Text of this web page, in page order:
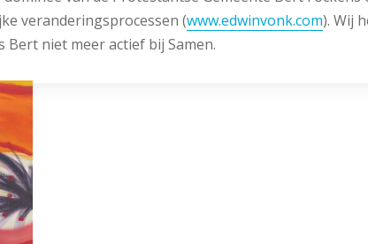
veranderingsprocessen (www.edwinvonk.com). Wij
Bert niet meer actief bij Samen.